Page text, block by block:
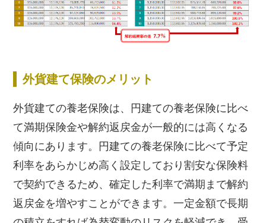
外貨建て保険のメリット
外貨建ての養老保険は、円建ての養老保険に比べ
て満期保険金や解約返戻金が一般的には高くなる
傾向にあります。円建ての養老保険に比べて予定
利率をあらかじめ高く設定しており割安な保険料
で契約できるため、確定した利率で満期まで解約
返戻金を増やすことができます。一定金額で長期